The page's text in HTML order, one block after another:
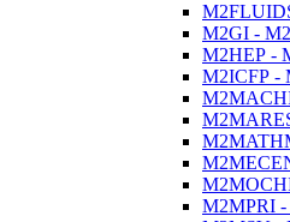
M2GI - M2
M2HEP -
M2ICFP -
M2MPRI -